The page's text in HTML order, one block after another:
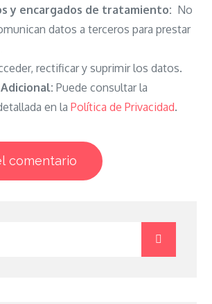
y encargados de tratamiento: No
datos a terceros para prestar
rectificar y suprimir los datos.
Puede consultar la
en laPolítica de Privacidad.